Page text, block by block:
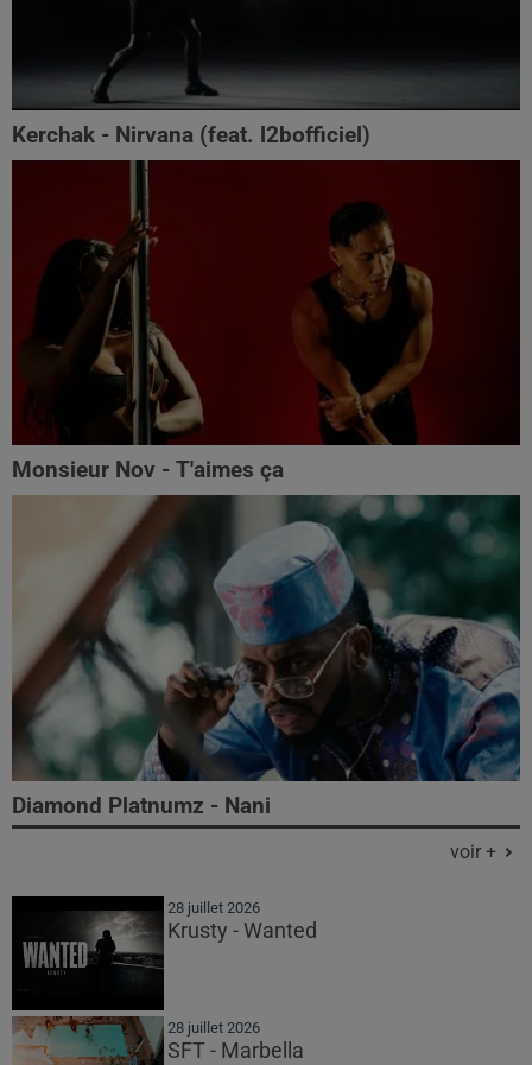
Kerchak - Nirvana (feat. ‪l2bofficiel‬)
Monsieur Nov - T'aimes ça
Diamond Platnumz - Nani
voir +
28 juillet 2026
Krusty - Wanted
28 juillet 2026
SFT - Marbella